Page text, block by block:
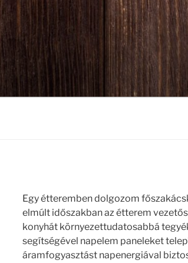
Egy étteremben dolgozom
elmúlt időszakban az étterem
konyhát környezettudatosabbá
segítségével napelem paneleket
áramfogyasztást napenergiával